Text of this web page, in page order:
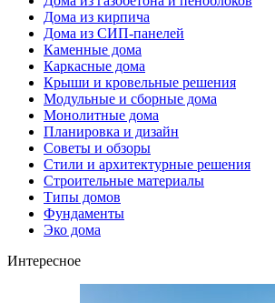
Дома из кирпича
Дома из СИП-панелей
Каменные дома
Каркасные дома
Крыши и кровельные решения
Модульные и сборные дома
Монолитные дома
Планировка и дизайн
Советы и обзоры
Стили и архитектурные решения
Строительные материалы
Типы домов
Фундаменты
Эко дома
Интересное